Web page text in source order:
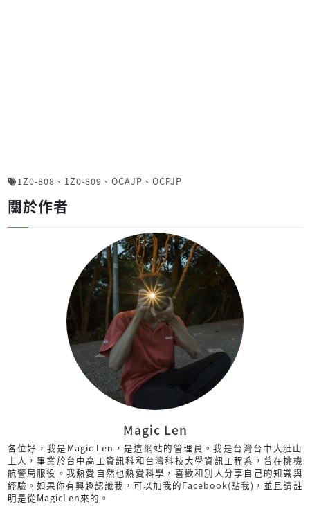
1Z0-808 、 1Z0-809 、 OCAJP 、 OCPJP
關於作者
Magic Len
各位好，我是Magic Len，是這網站的管理員。我是台灣台中大肚山
上人，畢業於台中高工資訊科和台灣科技大學資訊工程系，曾在桃機
航警局服役。我熱愛自然也熱愛科學，喜歡和別人分享自己的知識與
經驗。如果你有興趣認識我，可以加我的Facebook(點我) ，並且請註
明是從MagicLen來的。